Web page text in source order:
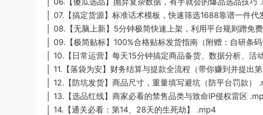
│ 07.【搞定货源】标准话术模板，快速筛选1688靠谱一件
│ 08.【无脑上新】5分钟极简快速上架，利用平台规则蹭免
│ 09.【极简贴标】100%合格贴标发货指南（附赠：自研条
│ 10.【日常运营】每天15分钟搞定商品备货、数据分析、活
│ 11.【落袋为安】财务结算与提款全流程（带你赚到并提出
│ 12.【防坑发货】商品尺寸，重量填写避坑（防平台罚款）
│ 13.【选品红线】商家必看的禁售品类与致命IP侵权雷区
│ 14.【通关必看：第14、28天的生死劫】 .mp4